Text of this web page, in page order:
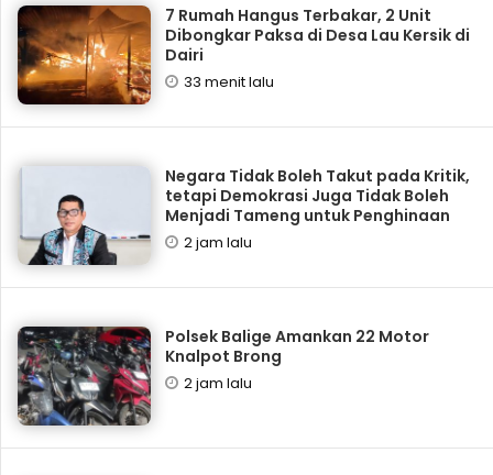
7 Rumah Hangus Terbakar, 2 Unit
Dibongkar Paksa di Desa Lau Kersik di
Dairi
33 menit lalu
Negara Tidak Boleh Takut pada Kritik,
tetapi Demokrasi Juga Tidak Boleh
Menjadi Tameng untuk Penghinaan
2 jam lalu
Polsek Balige Amankan 22 Motor
Knalpot Brong
2 jam lalu